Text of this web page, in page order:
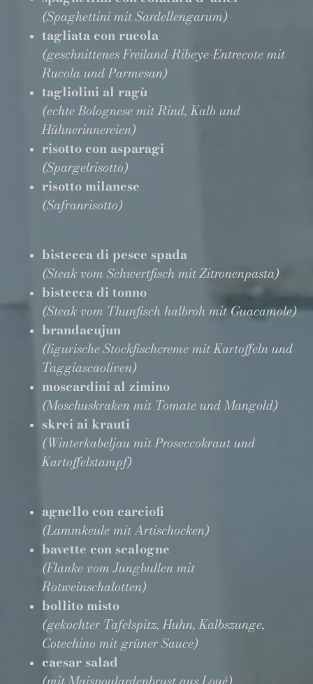
(Spaghettini mit Sardellengarum)
tagliata con rucola
(geschnittenes Freiland-Ribeye-Entrecote mit
Rucola und Parmesan)
tagliolini al ragù
(echte Bolognese mit Rind, Kalb und
Hühnerinnereien)
risotto con asparagi
(Spargelrisotto)
risotto milanese
(Safranrisotto)
bistecca di pesce spada
(Steak vom Schwertfisch mit Zitronenpasta)
bistecca di tonno
(Steak vom Thunfisch halbroh mit Guacamole)
brandacujun
(ligurische Stockfischcreme mit Kartoffeln und
Taggiascaoliven)
moscardini al zimino
(Moschuskraken mit Tomate und Mangold)
skrei ai krauti
(Winterkabeljau mit Proseccokraut und
Kartoffelstampf)
agnello con carciofi
(Lammkeule mit Artischocken)
bavette con scalogne
(Flanke vom Jungbullen mit
Rotweinschalotten)
bollito misto
(gekochter Tafelspitz, Huhn, Kalbszunge,
Cotechino mit grüner Sauce)
caesar salad